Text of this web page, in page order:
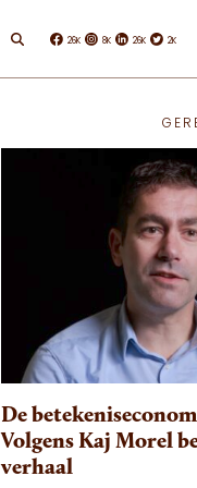
Facebook
26K Instagram
8K Linkedin
26K Twitter
2K
De
Volgens Kaj Morel
verhaal